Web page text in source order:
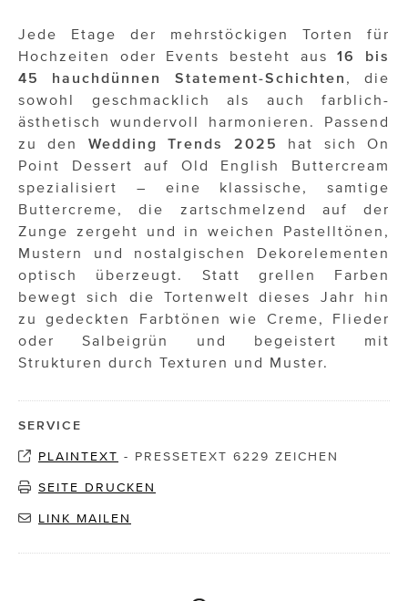
Jede Etage der mehrstöckigen Torten für
Hochzeiten oder Events besteht aus16 bis
45 hauchdünnen Statement-Schichten , die
sowohl geschmacklich als auch farblich-
ästhetisch wundervoll harmonieren. Passend
zu den Wedding Trends 2025
hat sich On
Point Dessert auf Old English Buttercream
spezialisiert – eine klassische, samtige
Buttercreme, die zartschmelzend auf der
Zunge zergeht und in weichen Pastelltönen,
Mustern und nostalgischen Dekorelementen
optisch überzeugt. Statt grellen Farben
bewegt sich die Tortenwelt dieses Jahr hin
zu gedeckten Farbtönen wie Creme, Flieder
oder Salbeigrün und begeistert mit
Strukturen durch Texturen und Muster.
SERVICE
PLAINTEXT - PRESSETEXT 6229 ZEICHEN
SEITE DRUCKEN
LINK MAILEN